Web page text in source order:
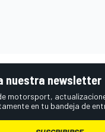
nuestra newsletter
motorsport,
en tu bandeja de